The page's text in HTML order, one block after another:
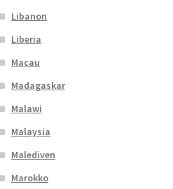
Libanon
Liberia
Macau
Madagaskar
Malawi
Malaysia
Malediven
Marokko